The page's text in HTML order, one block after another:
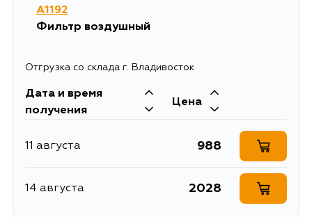
A1192
Фильтр воздушный
Отгрузка со склада г. Владивосток
Дата и время
получения
Цена
11 августа 988
14 августа 2028